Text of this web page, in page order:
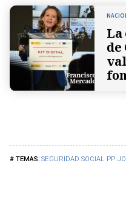
SEGURIDAD SOCIAL PP
La
de